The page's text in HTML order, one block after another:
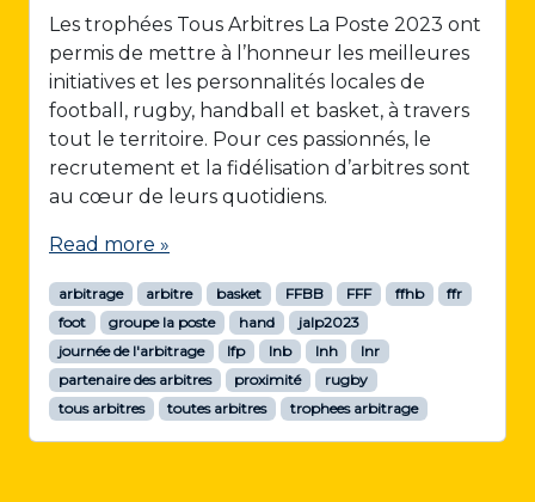
Les trophées Tous Arbitres La Poste 2023 ont
permis de mettre à l’honneur les meilleures
initiatives et les personnalités locales de
football, rugby, handball et basket, à travers
tout le territoire. Pour ces passionnés, le
recrutement et la fidélisation d’arbitres sont
au cœur de leurs quotidiens.
Read more »
arbitrage arbitre basket FFBB FFF ffhb
ffr
foot
groupe la poste hand
jalp2023
journée de l'arbitrage
lfp lnb lnh
lnr
partenaire des arbitres
proximité
rugby
tous arbitres
toutes arbitres trophees arbitrage